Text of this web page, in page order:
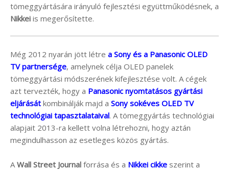
tömeggyártására irányuló fejlesztési együttműködésnek, a
Nikkei is megerősítette.
Még 2012 nyarán jött létre a Sony és a Panasonic OLED
TV partnersége, amelynek célja OLED panelek
tömeggyártási módszerének kifejlesztése volt. A cégek
azt tervezték, hogy a Panasonic nyomtatásos gyártási
eljárását kombinálják majd a Sony sokéves OLED TV
technológiai tapasztalataival. A tömeggyártás technológiai
alapjait 2013-ra kellett volna létrehozni, hogy aztán
megindulhasson az esetleges közös gyártás.
A Wall Street Journal forrása és a Nikkei cikke szerint a